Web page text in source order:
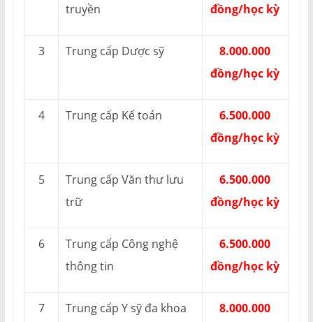
truyền đồng/học kỳ
3 Trung cấp Dược sỹ
8.000.000
đồng/học kỳ
4 Trung cấp Kế toán
6.500.000
đồng/học kỳ
5
Trung cấp Văn thư lưu
trữ
6.500.000
đồng/học kỳ
6
Trung cấp Công nghệ
thông tin
6.500.000
đồng/học kỳ
7 Trung cấp Y sỹ đa khoa
8.000.000